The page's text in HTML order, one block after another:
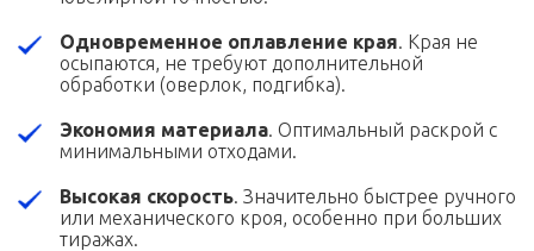
Одновременное оплавление края . Края не
осыпаются, не требуют дополнительной
обработки (оверлок, подгибка).
Экономия материала . Оптимальный раскрой с
минимальными отходами.
Высокая скорость . Значительно быстрее ручного
или механического кроя, особенно при больших
тиражах.